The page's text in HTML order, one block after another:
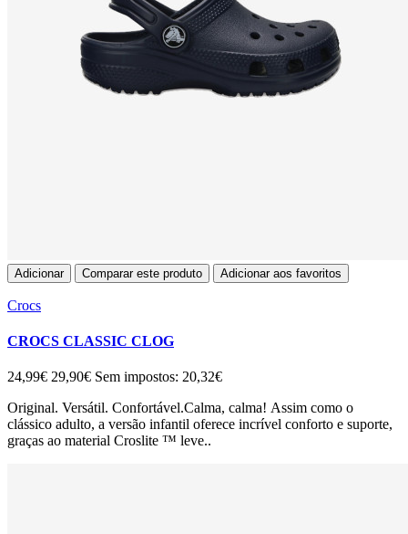
Adicionar Comparar este produto Adicionar aos favoritos
Crocs
CROCS CLASSIC CLOG
24,99€ 29,90€ Sem impostos: 20,32€
Original. Versátil. Confortável.Calma, calma! Assim como o
clássico adulto, a versão infantil oferece incrível conforto e suporte,
graças ao material Croslite ™ leve..